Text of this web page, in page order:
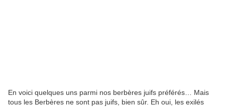
En voici quelques uns parmi nos berbères juifs préférés… Mais
tous les Berbères ne sont pas juifs, bien sûr. Eh oui, les exilés